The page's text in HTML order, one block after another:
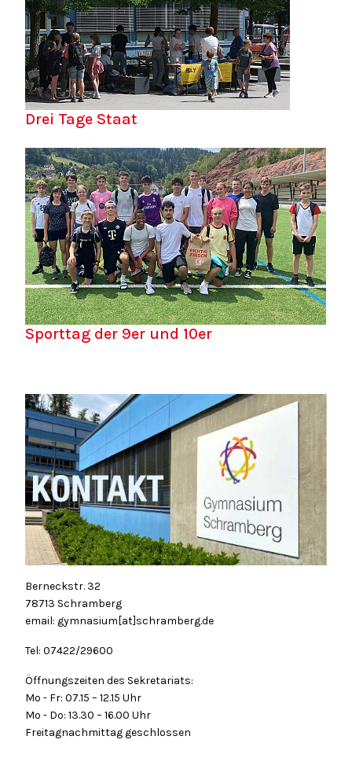
Drei Tage Staat
Sporttag der 9er und 10er
Berneckstr. 32
78713 Schramberg
email: gymnasium[at]schramberg.de
Tel: 07422/29600
Öffnungszeiten des Sekretariats:
Mo - Fr: 07.15 – 12.15 Uhr
Mo - Do: 13.30 – 16.00 Uhr
Freitagnachmittag geschlossen